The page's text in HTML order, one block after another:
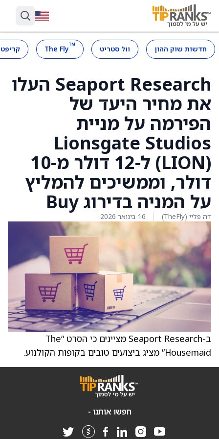
חדשות שוק ההון וול סטריט ™
The Fly
Seaport Research העלו
את מחיר היעד של
הפירמה על מניית
Lionsgate Studios
(LION) ל-12 דולר מ-10
דולר, וממשיכים להמליץ
על המניה בדירוג Buy
דה פליי (TheFly) 16 בינואר 2026
ב-Seaport Research מציינים כי הסרט “The
Housemaid” מציג ביצועים טובים בקופות הקולנוע.
חפשו אותנו -